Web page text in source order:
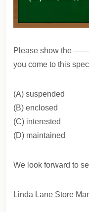
Please show the
you come to this
(A) suspended
(B) enclosed
(C) interested
(D) maintained
We look forward to
Linda Lane Store